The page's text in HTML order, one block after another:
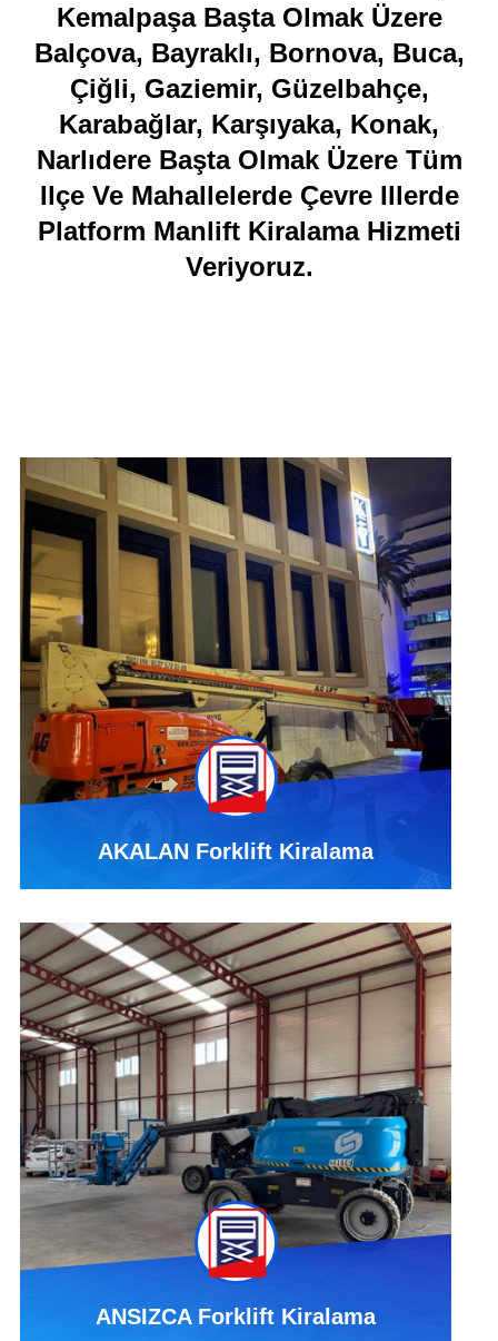
Kemalpaşa Başta Olmak Üzere
Balçova, Bayraklı, Bornova, Buca,
Çiğli, Gaziemir, Güzelbahçe,
Karabağlar, Karşıyaka, Konak,
Narlıdere Başta Olmak Üzere Tüm
Ilçe Ve Mahallelerde Çevre Illerde
Platform Manlift Kiralama Hizmeti
Veriyoruz.
AKALAN Forklift Kiralama
ANSIZCA Forklift Kiralama